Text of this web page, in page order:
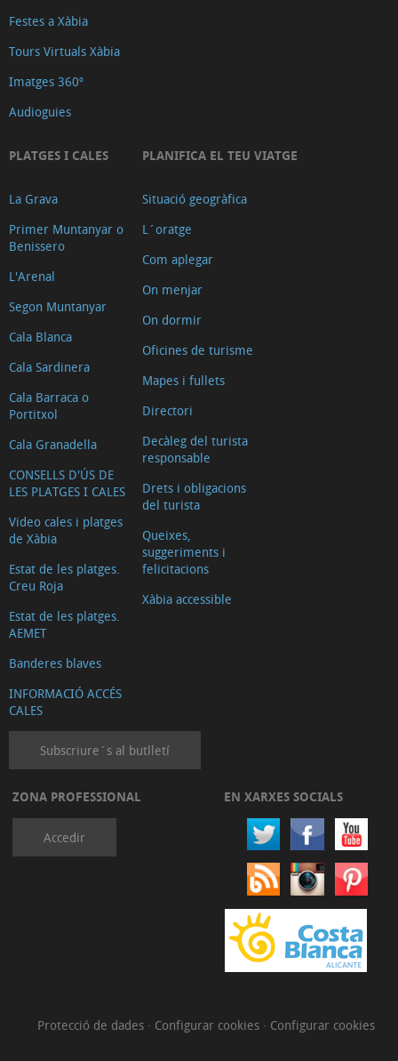
Festes a Xàbia
Tours Virtuals Xàbia
Imatges 360º
Audioguies
PLATGES I CALES
La Grava
Primer Muntanyar o
Benissero
L'Arenal
Segon Muntanyar
Cala Blanca
Cala Sardinera
Cala Barraca o
Portitxol
Cala Granadella
CONSELLS D'ÚS DE
LES PLATGES I CALES
Video cales i platges
de Xàbia
Estat de les platges.
Creu Roja
Estat de les platges.
AEMET
Banderes blaves
INFORMACIÓ ACCÉS
CALES
PLANIFICA EL TEU VIATGE
Situació geogràfica
L´oratge
Com aplegar
On menjar
On dormir
Oficines de turisme
Mapes i fullets
Directori
Decàleg del turista
responsable
Drets i obligacions
del turista
Queixes,
suggeriments i
felicitacions
Xàbia accessible
Subscriure´s al butlletí
ZONA PROFESSIONAL
Accedir
EN XARXES SOCIALS
Protecció de dades · Configurar cookies · Configurar cookies